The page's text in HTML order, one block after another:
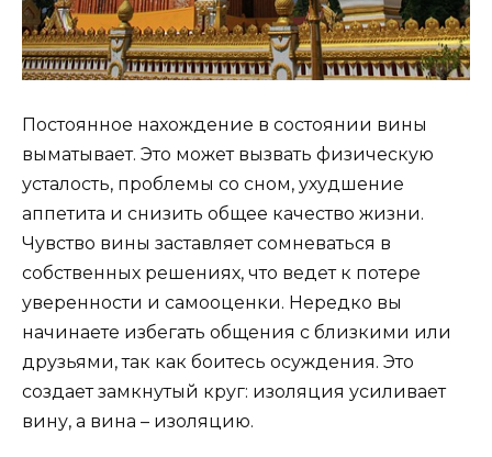
Постоянное нахождение в состоянии вины
выматывает. Это может вызвать физическую
усталость, проблемы со сном, ухудшение
аппетита и снизить общее качество жизни.
Чувство вины заставляет сомневаться в
собственных решениях, что ведет к потере
уверенности и самооценки. Нередко вы
начинаете избегать общения с близкими или
друзьями, так как боитесь осуждения. Это
создает замкнутый круг: изоляция усиливает
вину, а вина – изоляцию.